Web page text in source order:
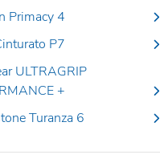
Primacy 4
P7
ULTRAGRIP
+
Turanza 6